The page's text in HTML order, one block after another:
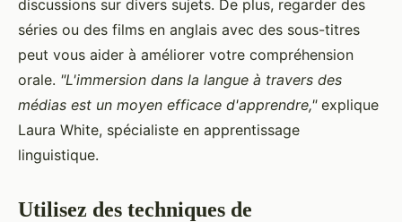
discussions sur divers sujets. De plus, regarder des
séries ou des films en anglais avec des sous-titres
peut vous aider à améliorer votre compréhension
orale. "L'immersion dans la langue à travers des
médias est un moyen efficace d'apprendre,"explique
Laura White, spécialiste en apprentissage
linguistique.
Utilisez des techniques de